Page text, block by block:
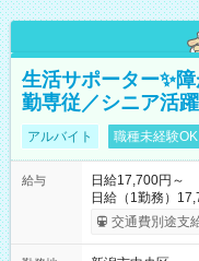
生活サポーター✨
勤専従／シニア活
アルバイト 職種未経験OK
給与
日給17,700円～
日給（1勤務）
可・昇給可 【試用期間】試用期間あり 試用期間の長さ：3ヶ月
雇用形態、給与
交通費別途支